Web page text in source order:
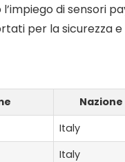
di sensori
per la sicurezza
Nazione
Italy
Italy